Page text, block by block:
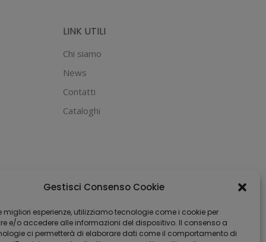
Gestisci Consenso Cookie
migliori esperienze, utilizziamo tecnologie come i cookie per
e/o accedere alle informazioni del dispositivo. Il consenso a
ci permetterà di elaborare dati come il comportamento di
LINK UTILI
Chi siamo
News
Contatti
Cataloghi